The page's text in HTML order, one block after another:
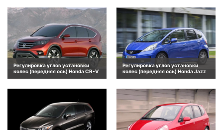
Регулировка углов установки
колес (передняя ось) Honda CR-V
Регулировка углов установки
колес (передняя ось) Honda Jazz